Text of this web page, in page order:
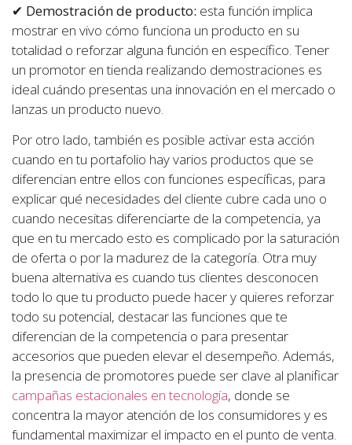
✔ Demostración de producto: esta función implica
mostrar en vivo cómo funciona un producto en su
totalidad o reforzar alguna función en específico. Tener
un promotor en tienda realizando demostraciones es
ideal cuándo presentas una innovación en el mercado o
lanzas un producto nuevo.
Por otro lado, también es posible activar esta acción
cuando en tu portafolio hay varios productos que se
diferencian entre ellos con funciones específicas, para
explicar qué necesidades del cliente cubre cada uno o
cuando necesitas diferenciarte de la competencia, ya
que en tu mercado esto es complicado por la saturación
de oferta o por la madurez de la categoría. Otra muy
buena alternativa es cuando tus clientes desconocen
todo lo que tu producto puede hacer y quieres reforzar
todo su potencial, destacar las funciones que te
diferencian de la competencia o para presentar
accesorios que pueden elevar el desempeño. Además,
la presencia de promotores puede ser clave al planificar
campañas estacionales en tecnología, donde se
concentra la mayor atención de los consumidores y es
fundamental maximizar el impacto en el punto de venta.